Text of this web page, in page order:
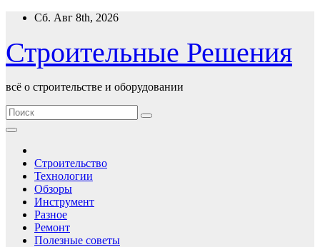
Перейти
содержимому
Сб. Авг 8th, 2026
Строительные Решения
всё о строительстве и оборудовании
Строительство
Технологии
Обзоры
Инструмент
Разное
Ремонт
Полезные советы